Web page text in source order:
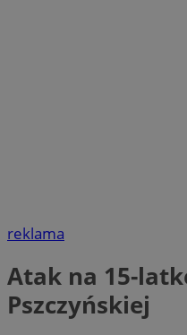
reklama
Atak na 15-
Pszczyńskiej